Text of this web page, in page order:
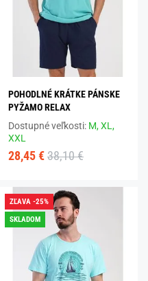
POHODLNÉ KRÁTKE PÁNSKE
PYŽAMO RELAX
Dostupné veľkosti: M,XL,
XXL
28,45 € 38,10 €
ZĽAVA -25%
SKLADOM